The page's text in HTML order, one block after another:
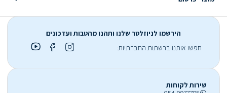
הירשמו לניוזלטר שלנו ותהנו מהטבות ועדכונים
חפשו אותנו ברשתות החברתיות:
שירות לקוחות